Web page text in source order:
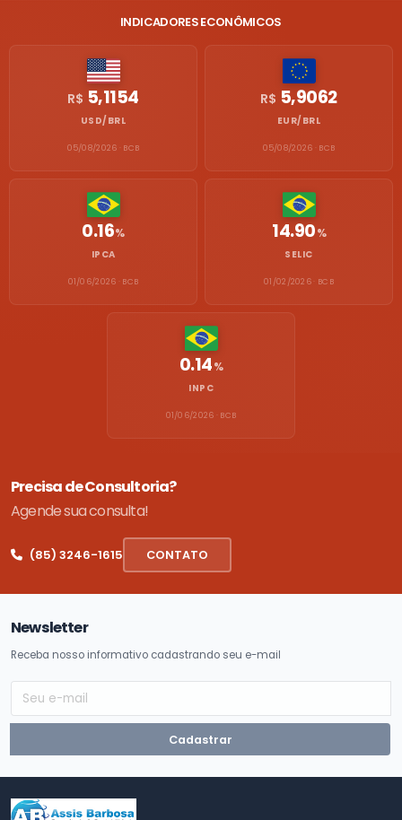
INDICADORES ECONÔMICOS
R$ 5,1154
USD/BRL
05/08/2026 · BCB
R$ 5,9062
EUR/BRL
05/08/2026 · BCB
0.16%
IPCA
01/06/2026 · BCB
14.90%
SELIC
01/02/2026 · BCB
0.14%
INPC
01/06/2026 · BCB
Precisa de Consultoria?
Agende sua consulta!
(85) 3246-1615 CONTATO
Newsletter
Receba nosso informativo cadastrando seu e-mail
Cadastrar